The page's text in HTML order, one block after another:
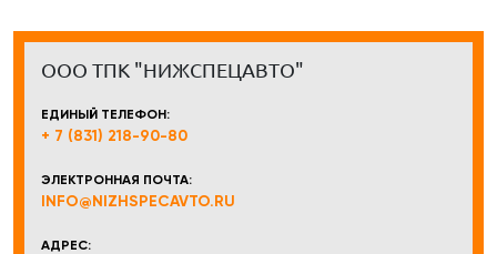
ООО ТПК "НИЖСПЕЦАВТО"
ЕДИНЫЙ ТЕЛЕФОН:
+ 7 (831) 218-90-80
ЭЛЕКТРОННАЯ ПОЧТА:
INFO@NIZHSPECAVTO.RU
АДРЕС: